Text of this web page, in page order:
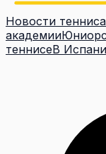
Новости тенниса
академии
теннисеВ